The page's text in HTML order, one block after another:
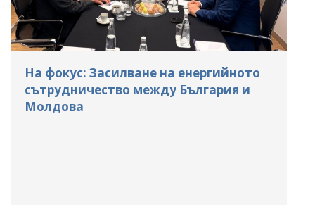
На фокус: Засилване на енергийното
сътрудничество между България и
Молдова